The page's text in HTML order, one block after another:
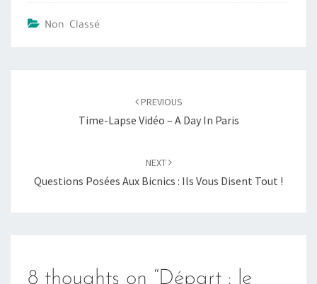
Non Classé
PREVIOUS
Time-Lapse Vidéo – A Day In Paris
NEXT
Questions Posées Aux Bicnics : Ils Vous Disent Tout !
8 thoughts on “Départ : le